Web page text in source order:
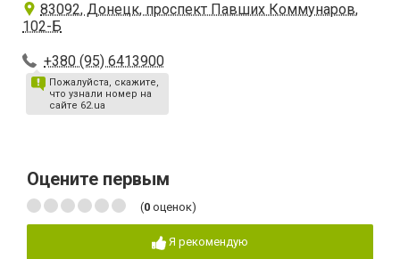
83092, Донецк, проспект Павших Коммунаров,
102-Б
+380 (95) 6413900
Пожалуйста, скажите,
что узнали номер на
сайте 62.ua
Оцените первым
(0 оценок)
Я рекомендую